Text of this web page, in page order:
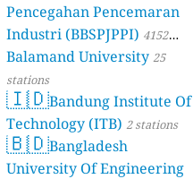
Pencegahan Pencemaran
Industri (BBSPJPPI) 4152
stations
Balamand University25
stations
🇮🇩Bandung Institute Of
Technology (ITB) 2 stations
🇧🇩Bangladesh
University Of Engineering